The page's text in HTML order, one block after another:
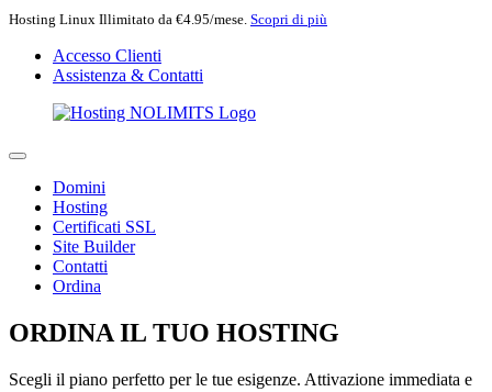
Hosting Linux Illimitato da €4.95/mese. Scopri di più
Accesso Clienti
Assistenza & Contatti
Domini
Hosting
Certificati SSL
Site Builder
Contatti
Ordina
ORDINA IL TUO HOSTING
Scegli il piano perfetto per le tue esigenze. Attivazione immediata e